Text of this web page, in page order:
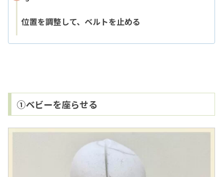
位置を調整して、ベルトを止める
①ベビーを座らせる